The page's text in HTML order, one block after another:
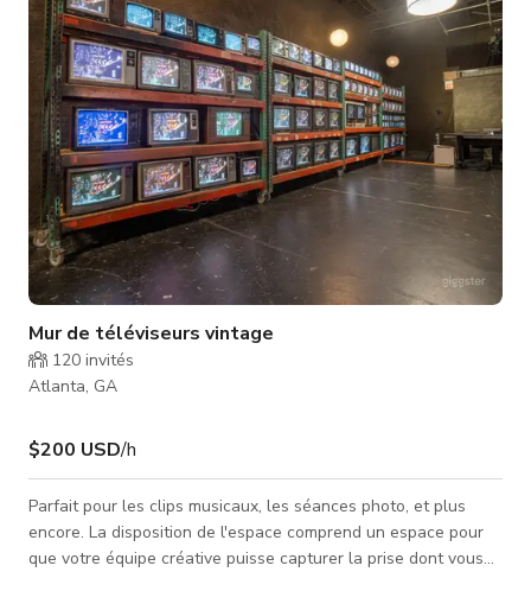
Nous avons aussi une salle de maquillage et beaucoup de
places de parking
Mur de téléviseurs vintage
120 invités
Atlanta, GA
$200 USD/h
Parfait pour les clips musicaux, les séances photo, et plus
encore. La disposition de l'espace comprend un espace pour
que votre équipe créative puisse capturer la prise dont vous